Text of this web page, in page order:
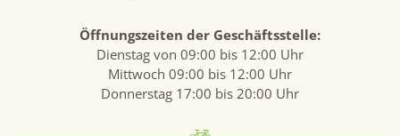
Öffnungszeiten der Geschäftsstelle:
Dienstag von 09:00 bis 12:00 Uhr
Mittwoch 09:00 bis 12:00 Uhr
Donnerstag 17:00 bis 20:00 Uhr